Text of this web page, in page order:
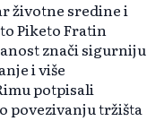
životne sredine i
Piketo Fratin
znači sigurniju
i više
potpisali
povezivanju tržišta